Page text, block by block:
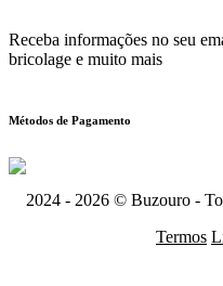
Receba informações no seu
bricolage e muito mais
Métodos de Pagamento
2024 - 2026 © Buzouro -
Termos